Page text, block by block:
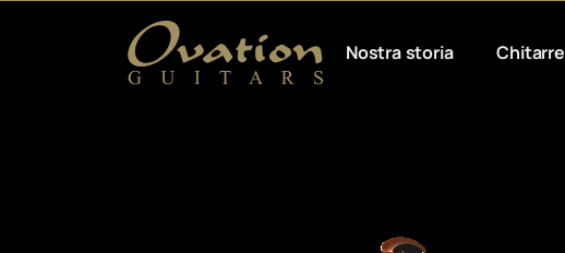
Nostra storia Chitarre